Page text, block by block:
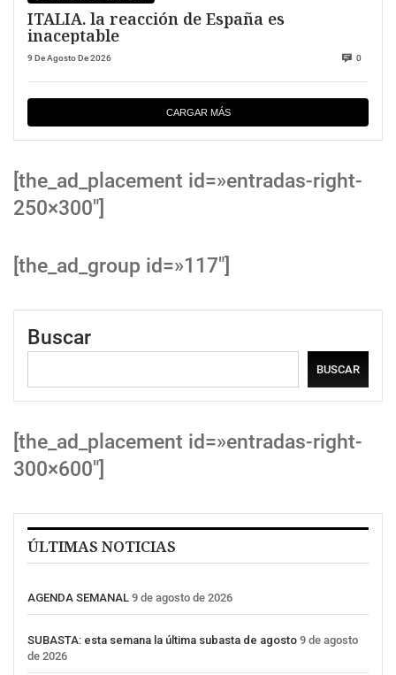
ITALIA. la reacción de España es
inaceptable
9 De Agosto De 2026 0
CARGAR MÁS
[the_ad_placement id=»entradas-right-
250×300″]
[the_ad_group id=»117″]
Buscar
BUSCAR
[the_ad_placement id=»entradas-right-
300×600″]
ÚLTIMAS NOTICIAS
AGENDA SEMANAL 9 de agosto de 2026
SUBASTA: esta semana la última subasta de agosto 9 de agosto
de 2026